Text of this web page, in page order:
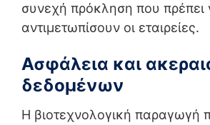
συνεχή πρόκληση που πρέπει
αντιμετωπίσουν οι εταιρείες.
Ασφάλεια και
δεδομένων
Η βιοτεχνολογική παραγωγή